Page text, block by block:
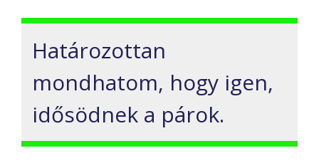
Határozottan
mondhatom, hogy igen,
idősödnek a párok.